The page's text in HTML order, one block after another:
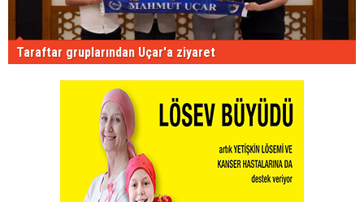
Taraftar gruplarından Uçar'a ziyaret